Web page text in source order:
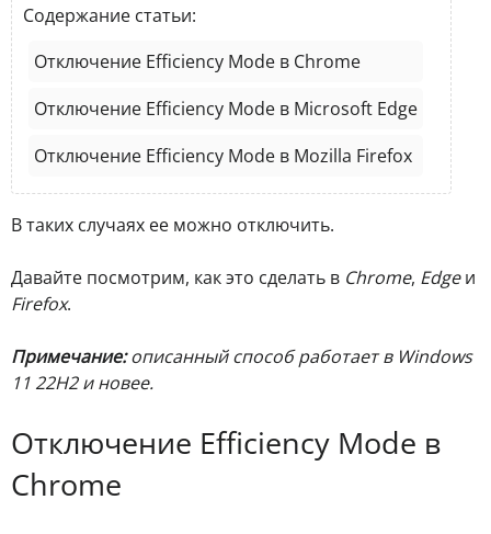
Содержание статьи:
Отключение Efficiency Mode в Chrome
Отключение Efficiency Mode в Microsoft Edge
Отключение Efficiency Mode в Mozilla Firefox
В таких случаях ее можно отключить.
Давайте посмотрим, как это сделать в Chrome, Edgeи
Firefox.
Примечание:описанный способ работает в Windows
11 22H2 и новее.
Отключение Efficiency Mode в
Chrome